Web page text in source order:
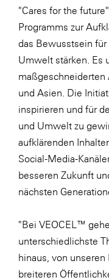
Somfy
Sony DADC
SPIEGLTEC
STIHL Tirol
Trend Micro
TAG GmbH
VALETTA
Verband
WKS
WK UBIT
"Cares for the
Programms zur
das Bewusstsein
Umwelt stärken. Es
maßgeschneiderten
und Asien. Die
inspirieren und für
und Umwelt zu
aufklärenden
Social-Media-
besseren Zukunft
nächsten
"Bei VEOCEL™
unterschiedlichste
hinaus, von
breiteren